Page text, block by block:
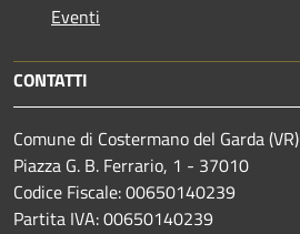
Eventi
CONTATTI
Comune di Costermano del Garda (VR)
Piazza G. B. Ferrario, 1 - 37010
Codice Fiscale: 00650140239
Partita IVA: 00650140239